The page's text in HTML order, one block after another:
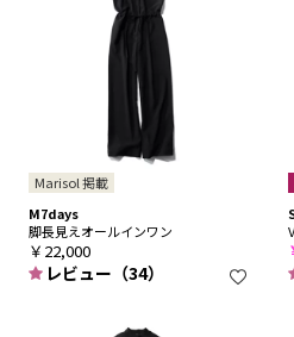
Marisol 掲載
M7days
脚長見えオールインワン
￥22,000
レビュー（34）